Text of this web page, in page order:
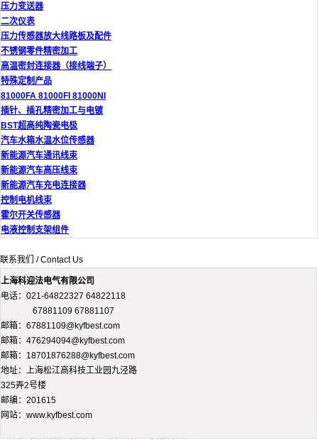
压力变送器
二次仪表
压力传感器放大线路板及配件
不锈钢零件精密加工
高温密封连接器（接线端子）
特殊定制产品
81000FA 81000FI 81000NI
插针、插孔精密加工与电镀
BST超高纯陶瓷电极
汽车水箱水温水位传感器
新能源汽车通讯线束
新能源汽车高压线束
新能源汽车充电连接器
控制电机线束
霍尔开关传感器
电液控制支架组件
联系我们 / Contact Us
上海科迎法电气有限公司
电话：021-64822327 64822118
67881109 67881107
邮箱：67881109@kyfbest.com
邮箱：476294094@kyfbest.com
邮箱：18701876288@kyfbest.com
地址：上海松江高科技工业园九泾路
325弄2号楼
邮编：201615
网站：www.kyfbest.com